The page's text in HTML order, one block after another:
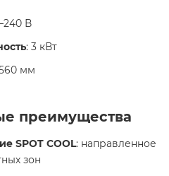
В
: 3 кВт
мм
преимущества
SPOT COOL: направленное
зон